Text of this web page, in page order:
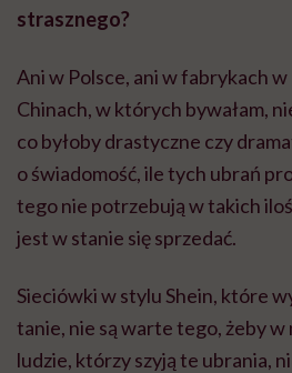
strasznego?
Ani w Polsce, ani w fabrykach
Chinach, w których bywałam,
co byłoby drastyczne czy
o świadomość, ile tych ubrań
tego nie potrzebują w takich
jest w stanie się sprzedać.
Sieciówki w stylu Shein, które
tanie, nie są warte tego, żeby w
ludzie, którzy szyją te ubrania,